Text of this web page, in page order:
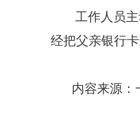
工作人员主
经把父亲银行
内容来源：